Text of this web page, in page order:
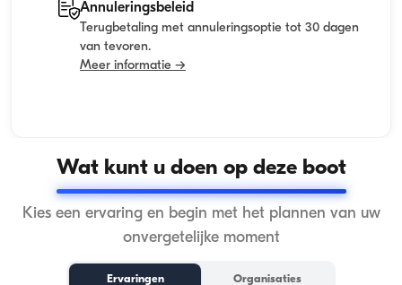
Annuleringsbeleid
Terugbetaling met annuleringsoptie tot 30 dagen
van tevoren.
Meer informatie →
Wat kunt u doen op deze boot
Kies een ervaring en begin met het plannen van uw
onvergetelijke moment
Ervaringen Organisaties